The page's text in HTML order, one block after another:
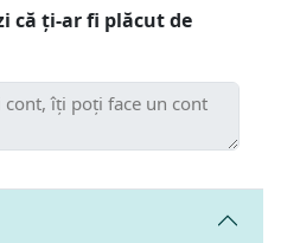
că ți-ar fi plăcut de